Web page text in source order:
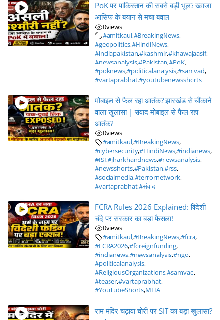
PoK पर पाकिस्तान की सबसे बड़ी भूल? ख्वाजा
आसिफ के बयान से मचा बवाल
0views
#amitkaul,#BreakingNews,
#geopolitics,#HindiNews,
#indiapakistan,#kashmir,#khawajaasif,
#newsanalysis,#Pakistan,#PoK,
#poknews,#politicalanalysis,#samvad,
#vartaprabhat,#youtubenewsshorts
मोबाइल से फैल रहा आतंक? झारखंड से चौंकाने
वाला खुलासा | संवाद मोबाइल से फैल रहा
आतंक?
0views
#amitkaul,#BreakingNews,
#cybersecurity,#HindiNews,#indianews,
#ISI,#jharkhandnews,#newsanalysis,
#newsshorts,#Pakistan,#rss,
#socialmedia,#terrornetwork,
#vartaprabhat,#संवाद
FCRA Rules 2026 Explained: विदेशी
चंदे पर सरकार का बड़ा फैसला!
0views
#amitkaul,#BreakingNews,#fcra,
#FCRA2026,#foreignfunding,
#indianews,#newsanalysis,#ngo,
#politicalanalysis,
#ReligiousOrganizations,#samvad,
#teaser,#vartaprabhat,
#YouTubeShorts,MHA
राम मंदिर चढ़ावा चोरी पर SIT का बड़ा खुलासा?